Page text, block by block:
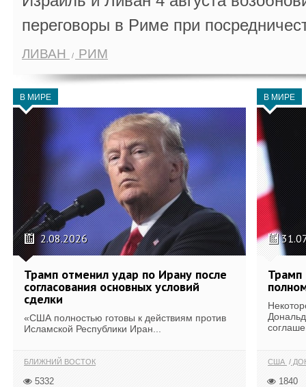
переговоры в Риме при
ЛИВАН РИМ
В МИРЕ
2.08.2026
Трамп отменил удар по Ирану после
согласования основных условий
сделки
«США полностью готовы к действиям против
Исламской Республики Иран...
БЛИЖНИЙ ВОСТОК
5332
В МИРЕ
Трамп
США
1840